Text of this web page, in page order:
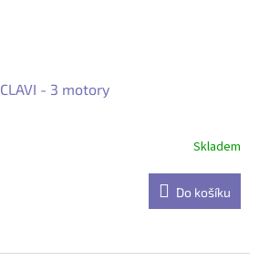
CLAVI - 3 motory
Skladem
Do košíku